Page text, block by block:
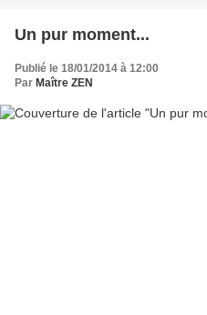
Un pur moment...
Publié le 18/01/2014 à 12:00
Par Maître ZEN